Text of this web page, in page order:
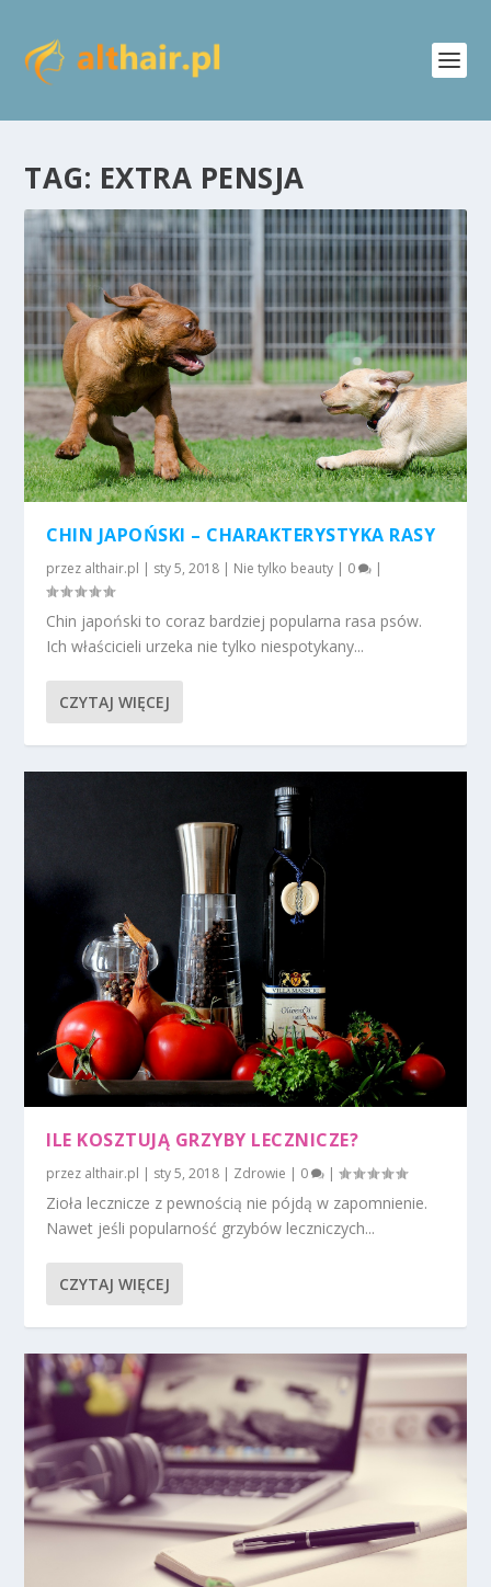
TAG: EXTRA PENSJA
CHIN JAPOŃSKI – CHARAKTERYSTYKA RASY
przez althair.pl | sty 5, 2018 | Nie tylko beauty | 0 |
Chin japoński to coraz bardziej popularna rasa psów.
Ich właścicieli urzeka nie tylko niespotykany...
CZYTAJ WIĘCEJ
ILE KOSZTUJĄ GRZYBY LECZNICZE?
przez althair.pl | sty 5, 2018 | Zdrowie | 0 |
Zioła lecznicze z pewnością nie pójdą w zapomnienie.
Nawet jeśli popularność grzybów leczniczych...
CZYTAJ WIĘCEJ